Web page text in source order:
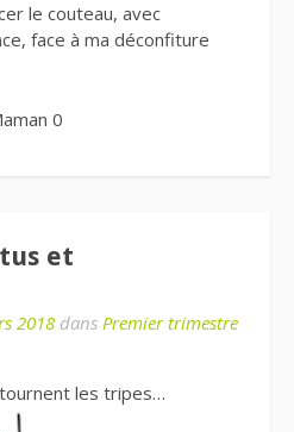
le couteau, avec
face à ma déconfiture
0
et
2018 dans Premier trimestre
les tripes…